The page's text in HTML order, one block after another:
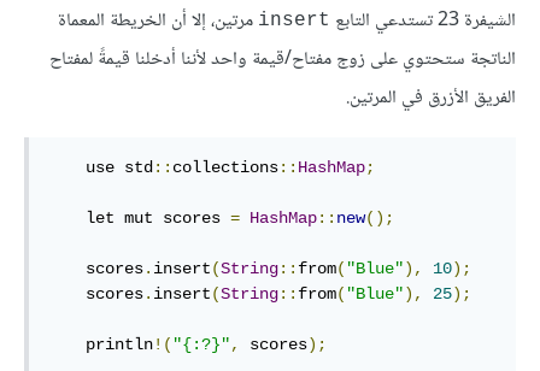
الشيفرة 23 تستدعي التابع
insert مرتين، إلا أن الخريطة المعماة
الناتجة ستحتوي على زوج مفتاح/قيمة واحد لأننا أدخلنا قيمةً لمفتاح
الفريق الأزرق في المرتين.
    use std
:: collections:: HashMap;
    let mut scores
= HashMap:: new();
    scores
. insert(String:: from( "Blue"), 10);
    scores
. insert(String:: from( "Blue"), 25);
    println
!( "{:?}", scores);